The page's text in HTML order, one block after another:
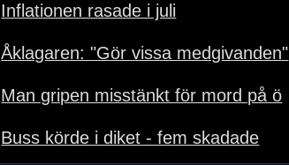
Inflationen rasade i juli
Åklagaren: "Gör vissa medgivanden"
Man gripen misstänkt för mord på ö
Buss körde i diket - fem skadade